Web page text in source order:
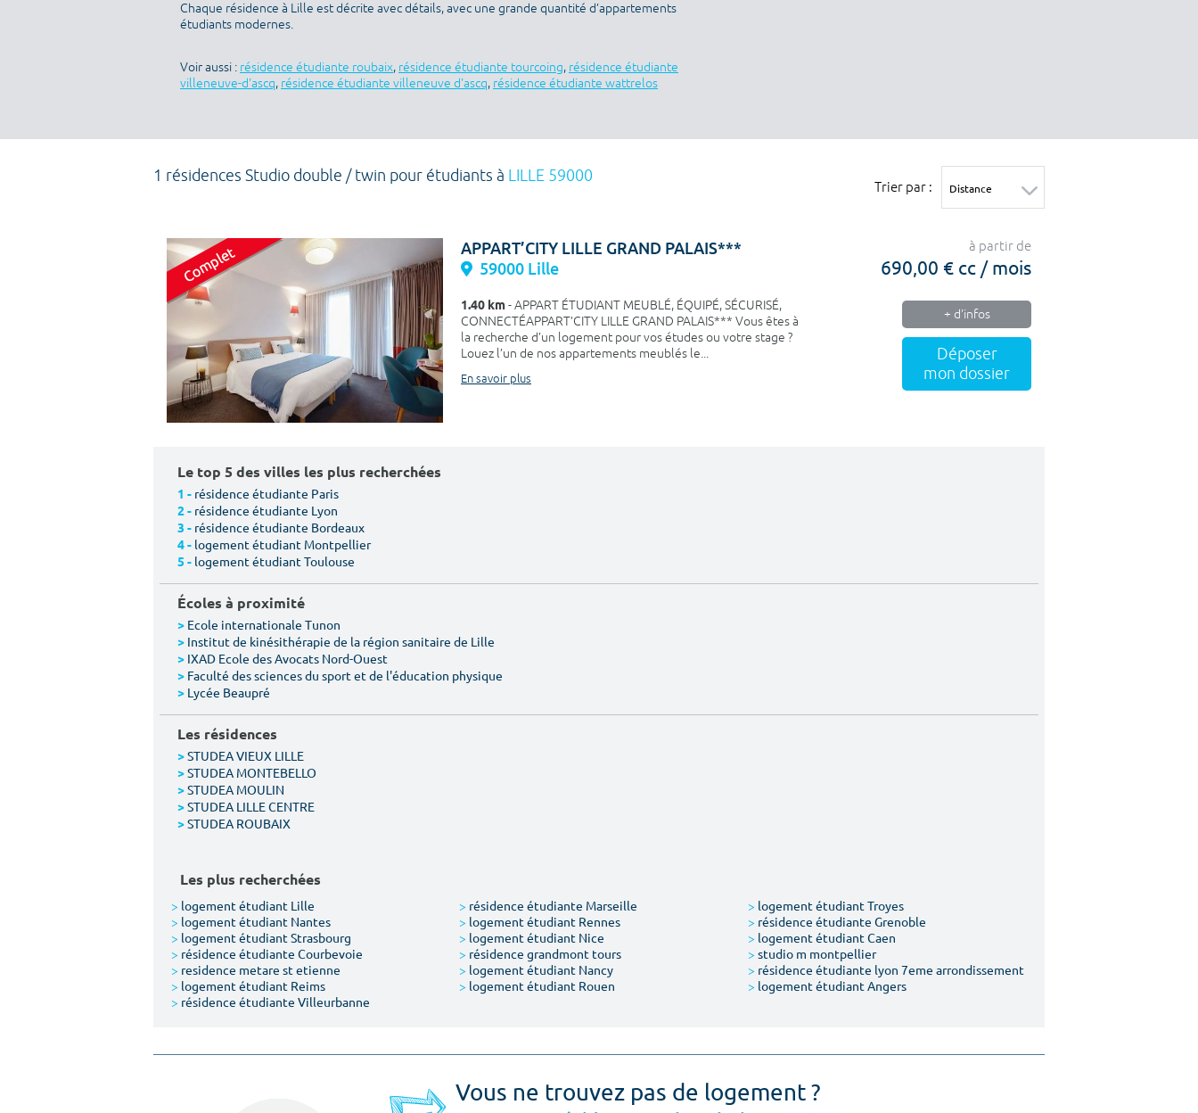
Chaque résidence à Lille est décrite avec détails, avec une grande quantité d’appartements
étudiants modernes.
Voir aussi : résidence étudiante roubaix, résidence étudiante tourcoing, résidence étudiante
villeneuve-d'ascq, résidence étudiante villeneuve d'ascq, résidence étudiante wattrelos
1 résidences Studio double / twin pour étudiants à LILLE 59000
Trier par :
APPART’CITY LILLE GRAND PALAIS***
59000 Lille
1.40 km- APPART ÉTUDIANT MEUBLÉ, ÉQUIPÉ, SÉCURISÉ,
CONNECTÉAPPART’CITY LILLE GRAND PALAIS*** Vous êtes à
la recherche d’un logement pour vos études ou votre stage ?
Louez l’un de nos appartements meublés le...
En savoir plus
à partir de
690,00 € cc / mois
+ d'infos
Déposer
mon dossier
Le top 5 des villes les plus recherchées
1 - résidence étudiante Paris
2 - résidence étudiante Lyon
3 - résidence étudiante Bordeaux
4 - logement étudiant Montpellier
5 - logement étudiant Toulouse
Écoles à proximité
> Ecole internationale Tunon
> Institut de kinésithérapie de la région sanitaire de Lille
> IXAD Ecole des Avocats Nord-Ouest
> Faculté des sciences du sport et de l'éducation physique
> Lycée Beaupré
Les résidences
>STUDEA VIEUX LILLE
>STUDEA MONTEBELLO
>STUDEA MOULIN
>STUDEA LILLE CENTRE
>STUDEA ROUBAIX
Les plus recherchées
> logement étudiant Lille > résidence étudiante Marseille > logement étudiant Troyes
> logement étudiant Nantes > logement étudiant Rennes > résidence étudiante Grenoble
> logement étudiant Strasbourg > logement étudiant Nice > logement étudiant Caen
> résidence étudiante Courbevoie > résidence grandmont tours > studio m montpellier
> residence metare st etienne > logement étudiant Nancy > résidence étudiante lyon 7eme arrondissement
> logement étudiant Reims > logement étudiant Rouen > logement étudiant Angers
> résidence étudiante Villeurbanne
Vous ne trouvez pas de logement ?